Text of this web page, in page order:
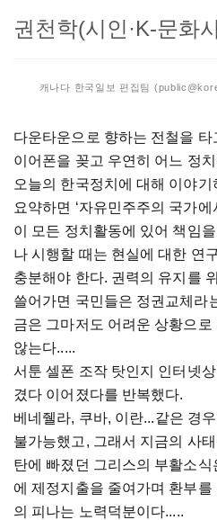
권천학(시인·K-문화
캐나다 한국일보 편집팀
다운타운으로 향하는 전철을 타
이어폰을 꽂고 우연히 어느 정
오늘의 한국정치에 대해 이야기
요약하면 ‘자유민주주의 국가
이 모든 정치활동에 있어 책임
나 시행할 때는 현실에 대한 연
충분해야 한다. 권력의 유지를
쓸어가면 국민들은 정권교체라
금은 그마저도 어려운 상황으로
않는다.....
서툰 셀폰 조작 탓인지 인터넷
겼다 이어졌다를 반복했다.
베네줼라, 쿠바, 이란...같은 경
불가능했고, 그래서 지금의 사
탄에 빠졌던 그리스의 부활소식
에 제정지출을 줄여가며 환부
의 피나는 노력덕분이다.....